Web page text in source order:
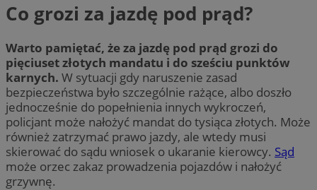
Co grozi za jazdę pod prąd?
Warto pamiętać, że za jazdę pod prąd grozi do
pięciuset złotych mandatu i do sześciu punktów
karnych. W sytuacji gdy naruszenie zasad
bezpieczeństwa było szczególnie rażące, albo doszło
jednocześnie do popełnienia innych wykroczeń,
policjant może nałożyć mandat do tysiąca złotych. Może
również zatrzymać prawo jazdy, ale wtedy musi
skierować do sądu wniosek o ukaranie kierowcy. Sąd
może orzec zakaz prowadzenia pojazdów i nałożyć
grzywnę.